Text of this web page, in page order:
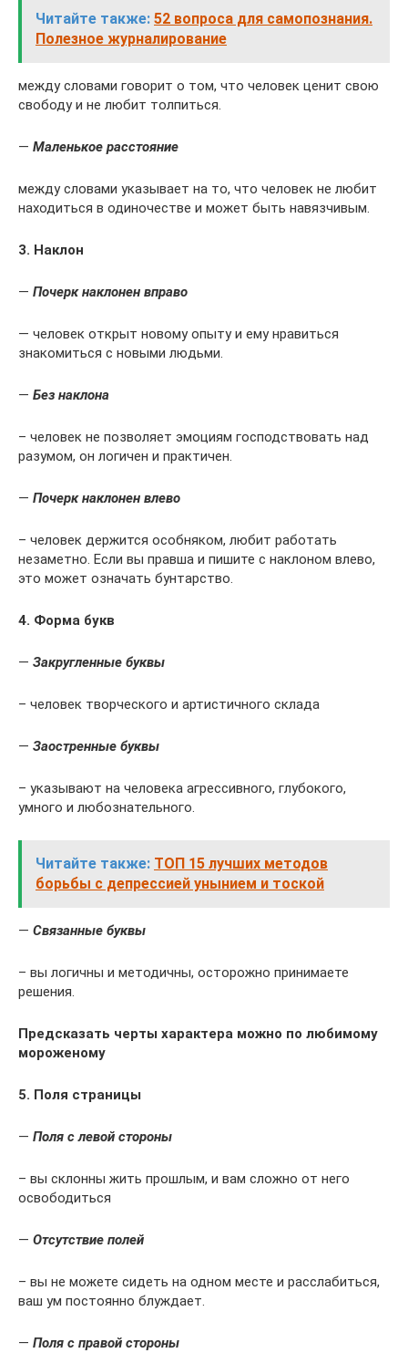
Читайте также: 52 вопроса для самопознания.
Полезное журналирование
между словами говорит о том, что человек ценит свою
свободу и не любит толпиться.
— Маленькое расстояние
между словами указывает на то, что человек не любит
находиться в одиночестве и может быть навязчивым.
3. Наклон
— Почерк наклонен вправо
— человек открыт новому опыту и ему нравиться
знакомиться с новыми людьми.
— Без наклона
– человек не позволяет эмоциям господствовать над
разумом, он логичен и практичен.
— Почерк наклонен влево
– человек держится особняком, любит работать
незаметно. Если вы правша и пишите с наклоном влево,
это может означать бунтарство.
4. Форма букв
— Закругленные буквы
– человек творческого и артистичного склада
— Заостренные буквы
– указывают на человека агрессивного, глубокого,
умного и любознательного.
Читайте также: ТОП 15 лучших методов
борьбы с депрессией унынием и тоской
— Связанные буквы
– вы логичны и методичны, осторожно принимаете
решения.
Предсказать черты характера можно по любимому
мороженому
5. Поля страницы
— Поля с левой стороны
– вы склонны жить прошлым, и вам сложно от него
освободиться
— Отсутствие полей
– вы не можете сидеть на одном месте и расслабиться,
ваш ум постоянно блуждает.
— Поля с правой стороны